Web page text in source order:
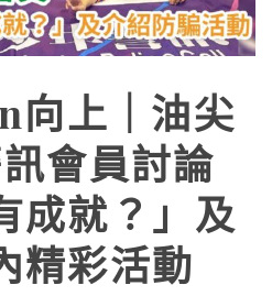
向上｜油尖
會員討論
成就？」及
精彩活動